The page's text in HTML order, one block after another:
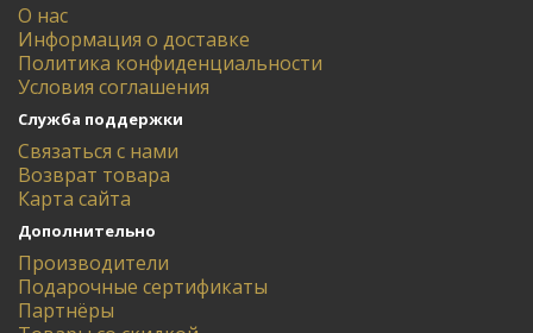
О нас
Информация о доставке
Политика конфиденциальности
Условия соглашения
Служба поддержки
Связаться с нами
Возврат товара
Карта сайта
Дополнительно
Производители
Подарочные сертификаты
Партнёры